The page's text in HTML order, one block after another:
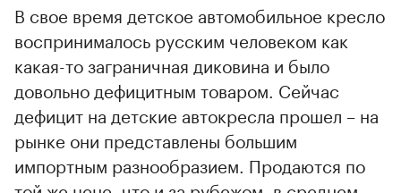
В свое время детское автомобильное кресло
воспринималось русским человеком как
какая-то заграничная диковина и было
довольно дефицитным товаром. Сейчас
дефицит на детские автокресла прошел – на
рынке они представлены большим
импортным разнообразием. Продаются по